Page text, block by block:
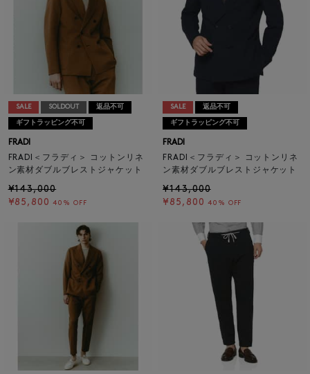
SALE SOLDOUT 返品不可
ギフトラッピング不可
FRADI
FRADI＜フラディ＞ コットンリネ
ン素材ダブルブレストジャケット
¥143,000
¥85,800 40% OFF
SALE 返品不可
ギフトラッピング不可
FRADI
FRADI＜フラディ＞ コットンリネ
ン素材ダブルブレストジャケット
¥143,000
¥85,800 40% OFF